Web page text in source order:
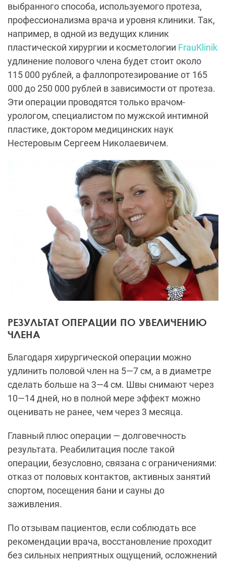
выбранного способа, используемого протеза,
профессионализма врача и уровня клиники. Так,
например, в одной из ведущих клиник
пластической хирургии и косметологии FrauKlinik
удлинение полового члена будет стоит около
115 000 рублей, а фаллопротезирование от 165
000 до 250 000 рублей в зависимости от протеза.
Эти операции проводятся только врачом-
урологом, специалистом по мужской интимной
пластике, доктором медицинских наук
Нестеровым Сергеем Николаевичем.
РЕЗУЛЬТАТ ОПЕРАЦИИ ПО УВЕЛИЧЕНИЮ
ЧЛЕНА
Благодаря хирургической операции можно
удлинить половой член на 5—7 см, а в диаметре
сделать больше на 3—4 см. Швы снимают через
10—14 дней, но в полной мере эффект можно
оценивать не ранее, чем через 3 месяца.
Главный плюс операции — долговечность
результата. Реабилитация после такой
операции, безусловно, связана с ограничениями:
отказ от половых контактов, активных занятий
спортом, посещения бани и сауны до
заживления.
По отзывам пациентов, если соблюдать все
рекомендации врача, восстановление проходит
без сильных неприятных ощущений, осложнений